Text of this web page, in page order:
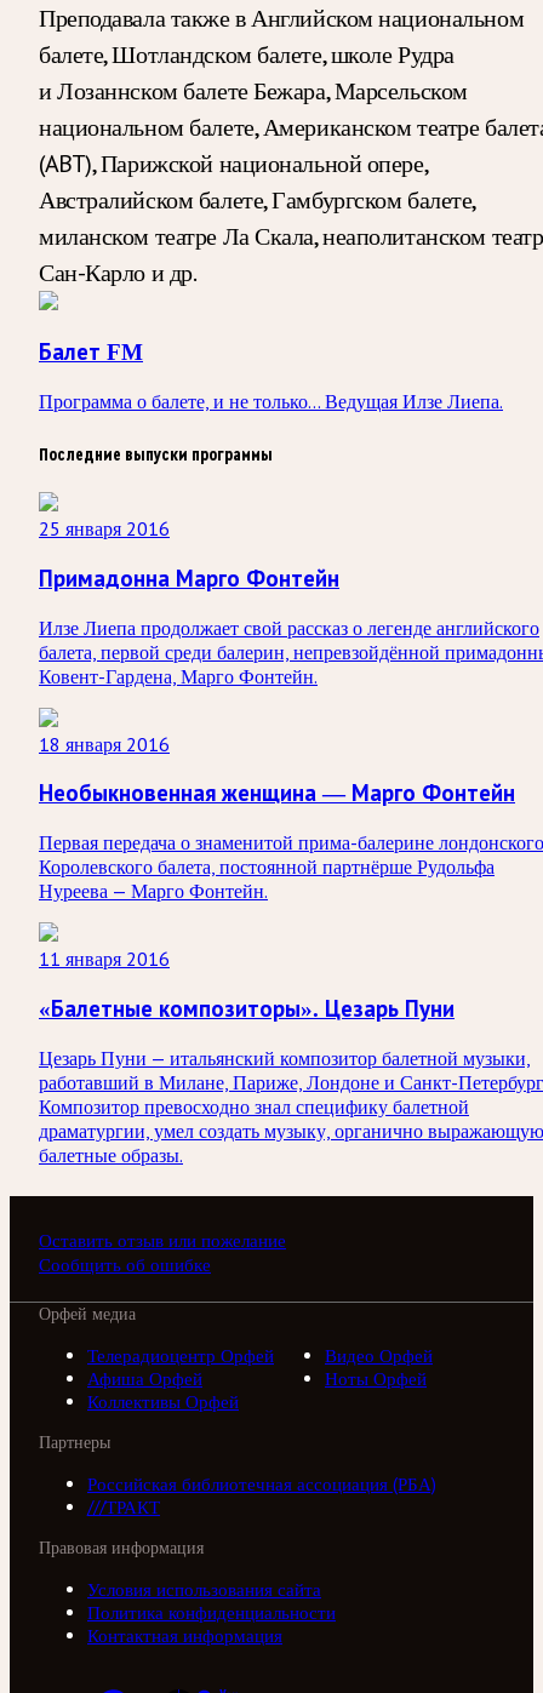
Преподавала также в Английском национальном
балете, Шотландском балете, школе Рудра
и Лозаннском балете Бежара, Марсельском
национальном балете, Американском театре
(ABT), Парижской национальной опере,
Австралийском балете, Гамбургском балете,
миланском театре Ла Скала, неаполитанском
Сан-Карло и др.
Балет FM
Программа о балете, и не только... Ведущая Илзе Лиепа.
Последние выпуски программы
25 января 2016
Примадонна Марго Фонтейн
Илзе Лиепа продолжает свой рассказ о легенде английского
балета, первой среди балерин, непревзойдённой
Ковент-Гардена, Марго Фонтейн.
18 января 2016
Необыкновенная женщина — Марго Фонтейн
Первая передача о знаменитой прима-балерине лондонского
Королевского балета, постоянной партнёрше Рудольфа
Нуреева — Марго Фонтейн.
11 января 2016
«Балетные композиторы». Цезарь Пуни
Цезарь Пуни — итальянский композитор балетной музыки,
работавший в Милане, Париже, Лондоне и Санкт-
Композитор превосходно знал специфику балетной
драматургии, умел создать музыку, органично выражающую
балетные образы.
Оставить отзыв или пожелание
Сообщить об ошибке
Орфей медиа
Телерадиоцентр Орфей
Видео Орфей
Афиша Орфей
Ноты Орфей
Коллективы Орфей
Партнеры
Российская библиотечная ассоциация (РБА)
///ТРАКТ
Правовая информация
Условия использования сайта
Политика конфиденциальности
Контактная информация